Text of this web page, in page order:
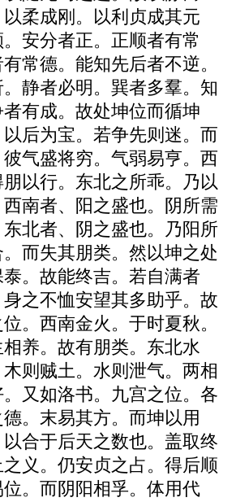
柔成刚。以利贞成其元
安分者正。正顺者有常
常德。能知先后者不逆。
静者必明。巽者多羣。知
有成。故处坤位而循坤
后为宝。若争先则迷。而
气盛将穷。气弱易亨。西
以行。东北之所乖。乃以
南者、阳之盛也。阴所需
北者、阴之盛也。乃阳所
而失其朋类。然以坤之处
。故能终吉。若自满者
之不恤安望其多助乎。故
。西南金火。于时夏秋。
养。故有朋类。东北水
则贼土。水则泄气。两相
又如洛书。九宫之位。各
。末易其方。而坤以用
合于后天之数也。盖取终
义。仍安贞之占。得后顺
。而阴阳相孚。体用代